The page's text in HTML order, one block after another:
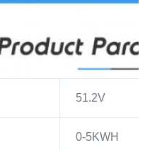
51.2V
0-5KWH